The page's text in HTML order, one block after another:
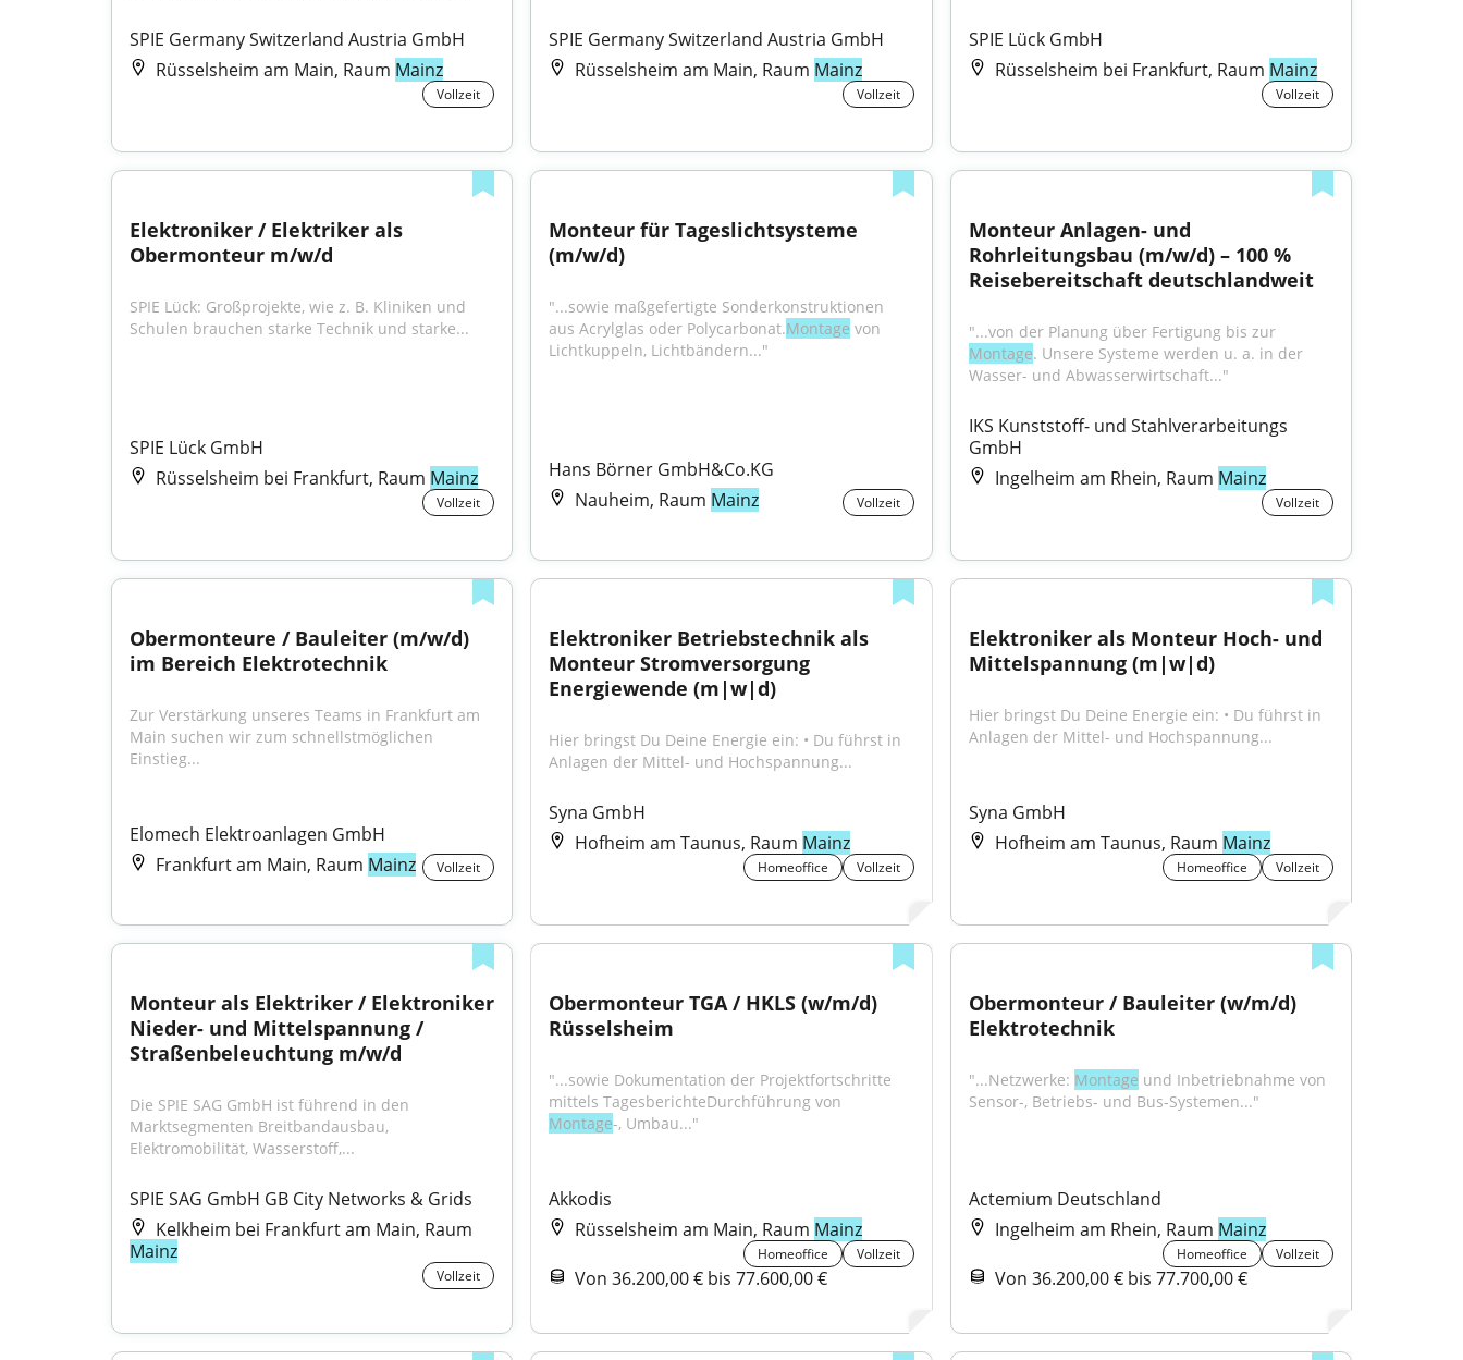
SPIE Germany Switzerland Austria GmbH
Rüsselsheim am Main, Raum Mainz
Vollzeit
SPIE Germany Switzerland Austria GmbH
Rüsselsheim am Main, Raum Mainz
Vollzeit
SPIE Lück GmbH
Rüsselsheim bei Frankfurt, Raum Mainz
Vollzeit
Elektroniker / Elektriker als
Obermonteur m/w/d
SPIE Lück: Großprojekte, wie z. B. Kliniken und
Schulen brauchen starke Technik und starke...
SPIE Lück GmbH
Rüsselsheim bei Frankfurt, Raum Mainz
Vollzeit
Monteur für Tageslichtsysteme
(m/w/d)
"...sowie maßgefertigte Sonderkonstruktionen
aus Acrylglas oder Polycarbonat.Montage von
Lichtkuppeln, Lichtbändern..."
Hans Börner GmbH&Co.KG
Nauheim, Raum Mainz Vollzeit
Monteur Anlagen- und
Rohrleitungsbau (m/w/d) – 100 %
Reisebereitschaft deutschlandweit
"...von der Planung über Fertigung bis zur
Montage. Unsere Systeme werden u. a. in der
Wasser- und Abwasserwirtschaft..."
IKS Kunststoff- und Stahlverarbeitungs
GmbH
Ingelheim am Rhein, Raum Mainz
Vollzeit
Obermonteure / Bauleiter (m/w/d)
im Bereich Elektrotechnik
Zur Verstärkung unseres Teams in Frankfurt am
Main suchen wir zum schnellstmöglichen
Einstieg...
Elomech Elektroanlagen GmbH
Frankfurt am Main, Raum Mainz Vollzeit
Elektroniker Betriebstechnik als
Monteur Stromversorgung
Energiewende (m|w|d)
Hier bringst Du Deine Energie ein: • Du führst in
Anlagen der Mittel- und Hochspannung...
Syna GmbH
Hofheim am Taunus, Raum Mainz
Homeoffice Vollzeit
Elektroniker als Monteur Hoch- und
Mittelspannung (m|w|d)
Hier bringst Du Deine Energie ein: • Du führst in
Anlagen der Mittel- und Hochspannung...
Syna GmbH
Hofheim am Taunus, Raum Mainz
Homeoffice Vollzeit
Monteur als Elektriker / Elektroniker
Nieder- und Mittelspannung /
Straßenbeleuchtung m/w/d
Die SPIE SAG GmbH ist führend in den
Marktsegmenten Breitbandausbau,
Elektromobilität, Wasserstoff,...
SPIE SAG GmbH GB City Networks & Grids
Kelkheim bei Frankfurt am Main, Raum
Mainz
Vollzeit
Obermonteur TGA / HKLS (w/m/d)
Rüsselsheim
"...sowie Dokumentation der Projektfortschritte
Montage-, Umbau..."
Akkodis
Rüsselsheim am Main, Raum Mainz
Homeoffice Vollzeit
Von 36.200,00 € bis 77.600,00 €
Obermonteur / Bauleiter (w/m/d)
Elektrotechnik
"...Netzwerke: Montage und Inbetriebnahme von
Sensor-, Betriebs- und Bus-Systemen..."
Actemium Deutschland
Ingelheim am Rhein, Raum Mainz
Homeoffice Vollzeit
Von 36.200,00 € bis 77.700,00 €